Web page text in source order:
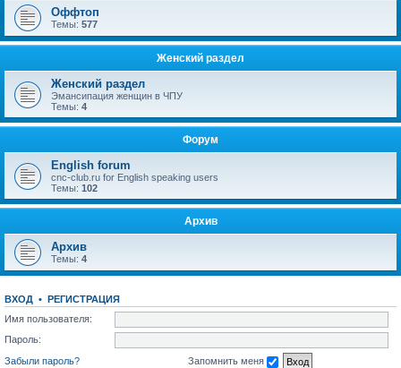
Оффтоп
Темы: 577
Женский раздел
Женский раздел
Эмансипация женщин в ЧПУ
Темы: 4
Форум
English forum
cnc-club.ru for English speaking users
Темы: 102
Архив
Архив
Темы: 4
ВХОД • РЕГИСТРАЦИЯ
Имя пользователя:
Пароль:
Забыли пароль?
Запомнить меня